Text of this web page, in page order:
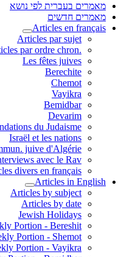
מאמרים בעברית לפי נושא
מאמרים חדשים
Articles en français
Articles par sujet
.Articles par ordre chron
Les fêtes juives
Berechite
Chemot
Vayikra
Bemidbar
Devarim
du Judaisme
Israël et les nations
juive d'Algérie
avec le Rav
divers en français
Articles in English
Articles by subject
Articles by date
Jewish Holidays
Portion - Bereshit
Portion - Shemot
Portion - Vayikra